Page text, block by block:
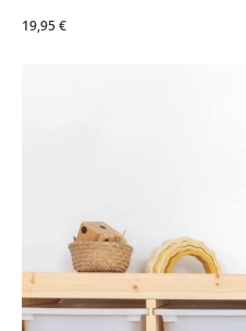
19,95 €